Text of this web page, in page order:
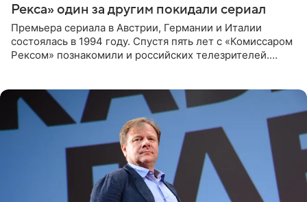
Рекса» один за другим покидали сериал
Премьера сериала в Австрии, Германии и Италии
состоялась в 1994 году. Спустя пять лет с «Комиссаром
Рексом» познакомили и российских телезрителей.